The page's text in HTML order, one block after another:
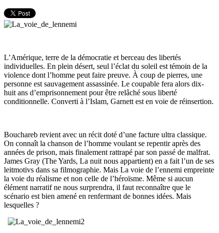
L’Amérique, terre de la démocratie et berceau des libertés
individuelles. En plein désert, seul l’éclat du soleil est témoin de la
violence dont l’homme peut faire preuve. À coup de pierres, une
personne est sauvagement assassinée. Le coupable fera alors dix-
huit ans d’emprisonnement pour être relâché sous liberté
conditionnelle. Converti à l’Islam, Garnett est en voie de réinsertion.
Bouchareb revient avec un récit doté d’une facture ultra classique.
On connaît la chanson de l’homme voulant se repentir après des
années de prison, mais finalement rattrapé par son passé de malfrat.
James Gray (The Yards, La nuit nous appartient) en a fait l’un de ses
leitmotivs dans sa filmographie. Mais La voie de l’ennemi empreinte
la voie du réalisme et non celle de l’héroïsme. Même si aucun
élément narratif ne nous surprendra, il faut reconnaître que le
scénario est bien amené en renfermant de bonnes idées. Mais
lesquelles ?